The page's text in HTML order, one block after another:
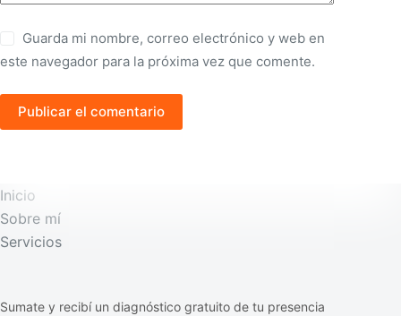
Guarda mi nombre, correo electrónico y web en
este navegador para la próxima vez que comente.
Publicar el comentario
Inicio
Sobre mí
Servicios
Sumate y recibí un diagnóstico gratuito de tu presencia